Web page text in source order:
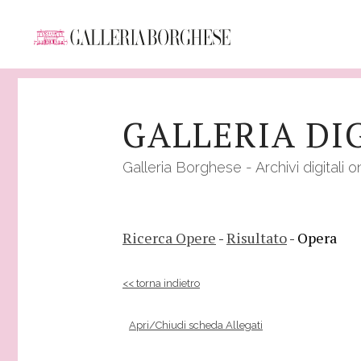
GALLERIA
Galleria Borghese - Archivi digitali
Ricerca Opere -Risultato- Opera
<< torna indietro
Apri/Chiudi scheda Allegati